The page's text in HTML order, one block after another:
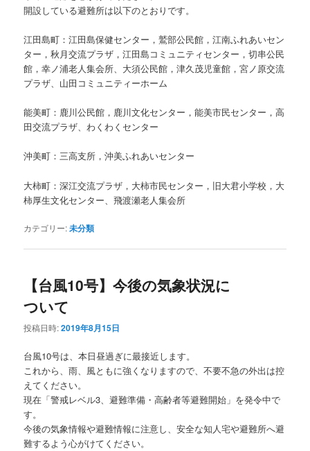
開設している避難所は以下のとおりです。
江田島町：江田島保健センター，鷲部公民館，江南ふれあいセン
ター，秋月交流プラザ，江田島コミュニティセンター，切串公民
館，幸ノ浦老人集会所、大須公民館，津久茂児童館，宮ノ原交流
プラザ、山田コミュニティーホーム
能美町：鹿川公民館，鹿川文化センター，能美市民センター，高
田交流プラザ、わくわくセンター
沖美町：三高支所，沖美ふれあいセンター
大柿町：深江交流プラザ，大柿市民センター，旧大君小学校，大
柿厚生文化センター、飛渡瀬老人集会所
カテゴリー:未分類
【台風10号】今後の気象状況に
ついて
投稿日時:2019年8月15日
台風10号は、本日昼過ぎに最接近します。
これから、雨、風ともに強くなりますので、不要不急の外出は控
えてください。
現在「警戒レベル3、避難準備・高齢者等避難開始」を発令中で
す。
今後の気象情報や避難情報に注意し、安全な知人宅や避難所へ避
難するよう心がけてください。